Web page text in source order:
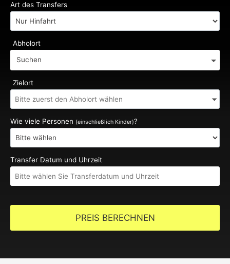
Art des Transfers
Abholort
Suchen
Zielort
Wie viele Personen (einschließlich Kinder)?
Transfer Datum und Uhrzeit
PREIS BERECHNEN